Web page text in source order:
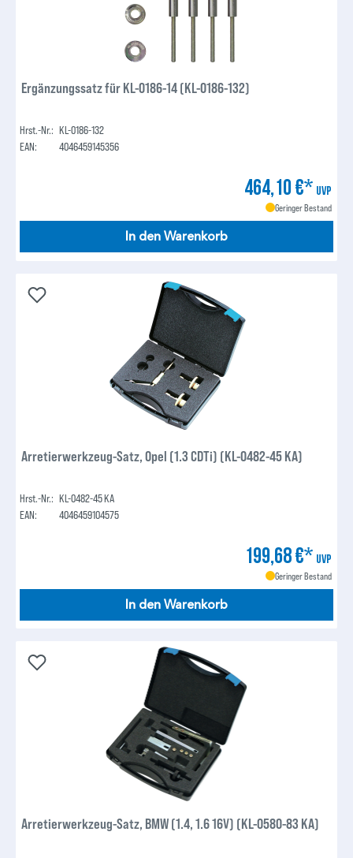
Ergänzungssatz für KL-0186-14 (KL-0186-132)
Hrst.-Nr.: KL-0186-132
EAN:
4046459145356
464,10 €* UVP
Geringer Bestand
In den Warenkorb
Arretierwerkzeug-Satz, Opel (1.3 CDTi) (KL-0482-45 KA)
Hrst.-Nr.: KL-0482-45 KA
EAN:
4046459104575
199,68 €* UVP
Geringer Bestand
In den Warenkorb
Arretierwerkzeug-Satz, BMW (1.4, 1.6 16V) (KL-0580-83 KA)